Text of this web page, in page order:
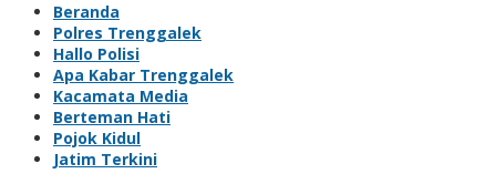
Beranda
Polres Trenggalek
Hallo Polisi
Apa Kabar Trenggalek
Kacamata Media
Berteman Hati
Pojok Kidul
Jatim Terkini